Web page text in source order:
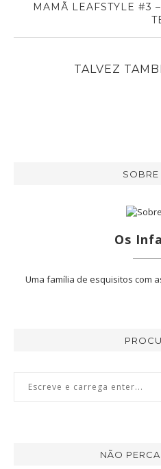
MAMÃ LEAFSTYLE #3
TALVEZ
SOBRE
Os
Uma família de esquisitos com
NÃO